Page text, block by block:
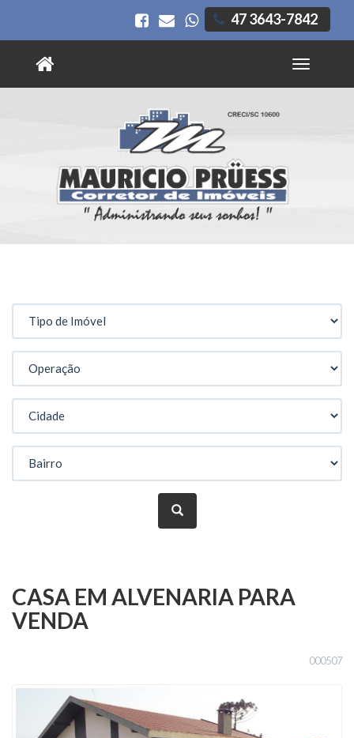
47 3643-7842
Toggle
CASA EM ALVENARIA PARA
VENDA
000507